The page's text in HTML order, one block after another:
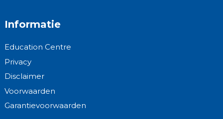
Informatie
Education Centre
Privacy
Disclaimer
Voorwaarden
Garantievoorwaarden